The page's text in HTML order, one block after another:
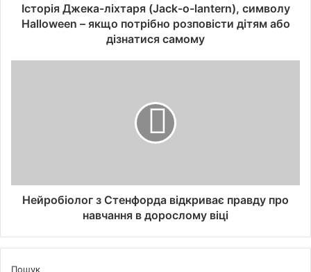
Історія Джека-ліхтаря (Jack-o-lantern), символу
Halloween – якщо потрібно розповісти дітям або
дізнатися самому
Нейробіолог з Стенфорда відкриває правду про
навчання в дорослому віці
Пошук